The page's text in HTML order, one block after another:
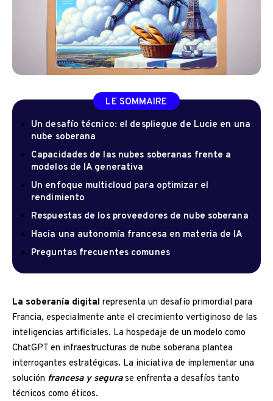
LE SOMMAIRE
Un desafío técnico: el despliegue de Lucie en una
nube soberana
Capacidades de las nubes soberanas frente a
modelos de IA generativa
Un enfoque multicloud para optimizar el
rendimiento
Respuestas de los proveedores de nube soberana
Hacia una autonomía francesa en materia de IA
Preguntas frecuentes comunes
La soberanía digital representa un desafío primordial para
Francia, especialmente ante el crecimiento vertiginoso de las
inteligencias artificiales. La hospedaje de un modelo como
ChatGPT en infraestructuras de nube soberana plantea
interrogantes estratégicas. La iniciativa de implementar una
solución francesa y segurase enfrenta a desafíos tanto
técnicos como éticos.